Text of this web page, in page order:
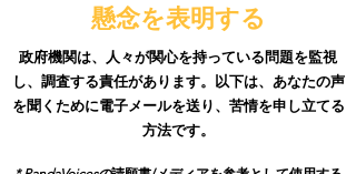
懸念を表明する
政府機関は、人々が関心を持っている問題を監視
し、調査する責任があります。以下は、あなたの声
を聞くために電子メールを送り、苦情を申し立てる
方法です。